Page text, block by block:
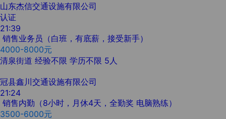
山东杰信交通设施有限公司
认证
21:39
销售业务员（白班，有底薪，接受新手）
4000-8000元
清泉街道 经验不限 学历不限 5人
冠县鑫川交通设施有限公司
21:24
销售内勤（8小时，月休4天，全勤奖 电脑熟练）
3500-6000元